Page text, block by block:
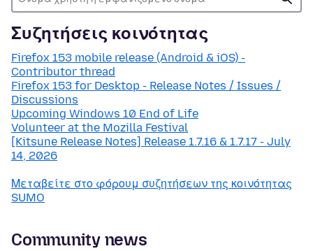
Συζητήσεις κοινότητας
Firefox 153 mobile release (Android & iOS) -
Contributor thread
Firefox 153 for Desktop - Release Notes / Issues /
Discussions
Upcoming Windows 10 End of Life
Volunteer at the Mozilla Festival
[Kitsune Release Notes] Release 1.7.16 & 1.7.17 - July
14, 2026
Μεταβείτε στο φόρουμ συζητήσεων της κοινότητας
SUMO
Community news